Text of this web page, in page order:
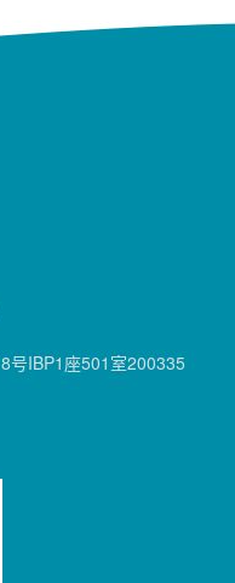
号IBP1座501室200335